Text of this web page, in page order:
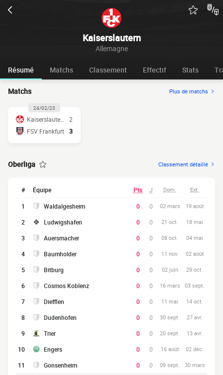
Kaiserslautern
Allemagne
Résumé Matchs Classement Effectif Stats
Matchs Plus de matchs
24/02/23
2
FSV Frankfurt
3
Oberliga Classement détaillé
# Équipe Pts J Dom. Ext.
1 Waldalgesheim 0 0 02 mars 19 août
2 Ludwigshafen 0 0 21 oct. 18 mai
3 Auersmacher 0 0 08 oct. 04 mai
4 Baumholder 0 0 11 nov. 02 août
5 Bitburg 0 0 02 juin 29 oct.
6 Cosmos Koblenz 0 0 16 mars 03 sept.
7 Diefflen 0 0 11 mai 14 oct.
8 Dudenhofen 0 0 30 sept. 27 avr.
9 Trier 0 0 20 sept. 13 avr.
10 Engers 0 0 16 août 02 déc.
11 Gonsenheim 0 0 09 sept. 30 mars